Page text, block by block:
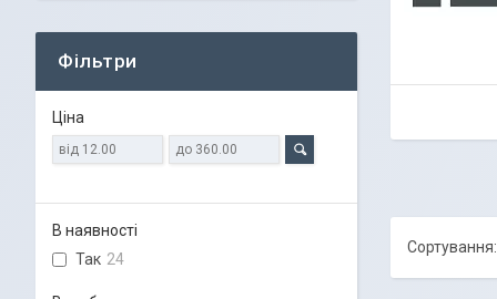
Фільтри
Ціна
В наявності
Так 24